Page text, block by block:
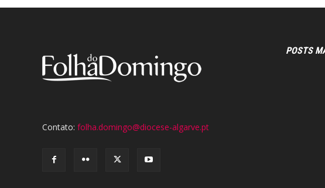
Contato: folha.domingo@diocese-algarve.pt
POSTS